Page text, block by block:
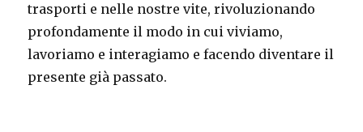
trasporti e nelle nostre vite, rivoluzionando
profondamente il modo in cui viviamo,
lavoriamo e interagiamo e facendo diventare il
presente già passato.